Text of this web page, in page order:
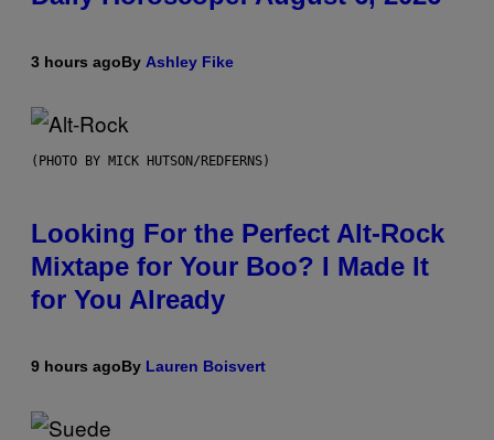
3 hours agoBy Ashley Fike
(PHOTO BY MICK HUTSON/REDFERNS)
Looking For the Perfect Alt-Rock
Mixtape for Your Boo? I Made It
for You Already
9 hours agoBy Lauren Boisvert